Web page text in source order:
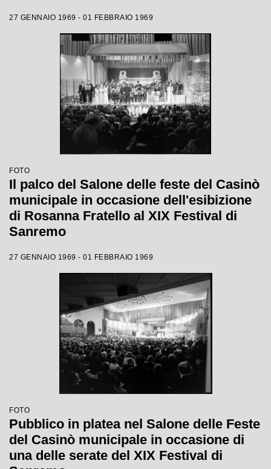
27 GENNAIO 1969 - 01 FEBBRAIO 1969
FOTO
Il palco del Salone delle feste del Casinò
municipale in occasione dell'esibizione
di Rosanna Fratello al XIX Festival di
Sanremo
27 GENNAIO 1969 - 01 FEBBRAIO 1969
FOTO
Pubblico in platea nel Salone delle Feste
del Casinò municipale in occasione di
una delle serate del XIX Festival di